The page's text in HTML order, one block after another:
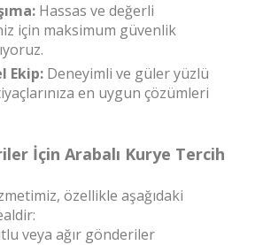
Hassas ve değerli
için maksimum güvenlik
Ekip: Deneyimli ve güler yüzlü
en uygun çözümleri
İçin Arabalı Kurye Tercih
özellikle aşağıdaki
veya ağır gönderiler